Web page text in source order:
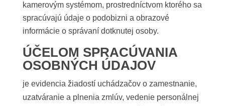
kamerovým systémom, prostredníctvom ktorého sa
spracúvajú údaje o podobizni a obrazové
informácie o správaní dotknutej osoby.
ÚČELOM SPRACÚVANIA
OSOBNÝCH ÚDAJOV
je evidencia žiadostí uchádzačov o zamestnanie,
uzatváranie a plnenia zmlúv, vedenie personálnej